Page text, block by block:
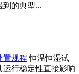
到的典型...
置规程 恒温恒湿试
运行稳定性直接影响